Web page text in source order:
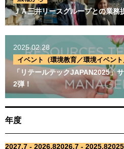
ＪＡ三井リースグループとの業務
2025.02.28
イベント（環境教育／環境イベント
「リテールテックJAPAN2025
2弾！
年度
2027.7 - 2026.82026.7 - 2025.8